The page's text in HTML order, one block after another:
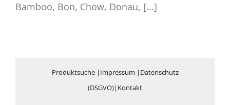
Bamboo, Bon, Chow, Donau, [...]
Produktsuche| Impressum | Datenschutz
(DSGVO)| Kontakt